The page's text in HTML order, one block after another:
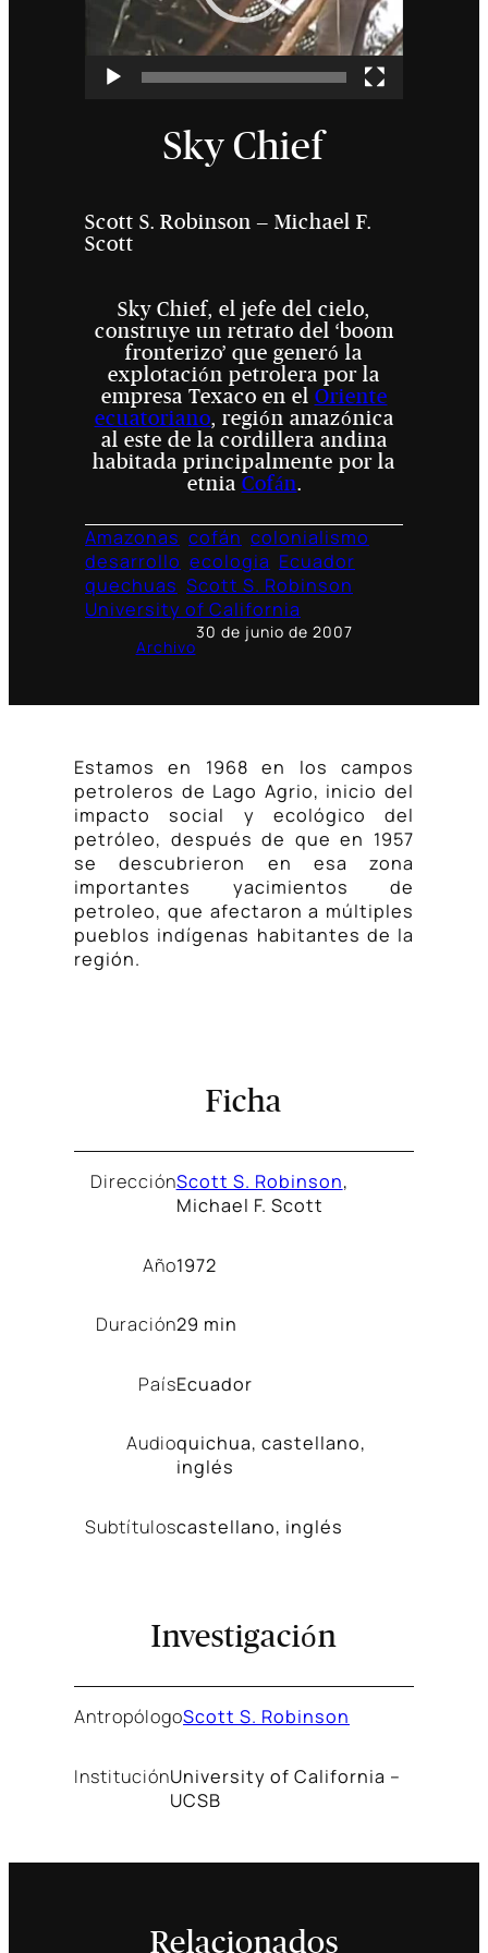
Sky Chief
Scott S. Robinson – Michael F.
Scott
Sky Chief, el jefe del cielo,
construye un retrato del ‘boom
fronterizo’ que generó la
explotación petrolera por la
empresa Texaco en el Oriente
ecuatoriano, región amazónica
al este de la cordillera andina
habitada principalmente por la
etnia Cofán.
Amazonas cofán colonialismo
desarrollo ecologia Ecuador
quechuas Scott S. Robinson
University of California
Archivo
30 de junio de 2007
Estamos en 1968 en los campos
petroleros de Lago Agrio, inicio del
impacto social y ecológico del
petróleo, después de que en 1957
se descubrieron en esa zona
importantes yacimientos de
petroleo, que afectaron a múltiples
pueblos indígenas habitantes de la
región.
Ficha
DirecciónScott S. Robinson,
Michael F. Scott
Año1972
Duración29 min
PaísEcuador
Audioquichua, castellano,
inglés
Subtítuloscastellano, inglés
Investigación
AntropólogoScott S. Robinson
InstituciónUniversity of California –
UCSB
Relacionados